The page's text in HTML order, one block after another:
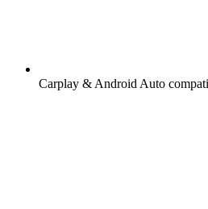
Carplay & Android Auto